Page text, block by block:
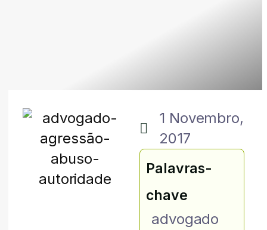
1 Novembro,
2017
Palavras-
chave
advogado